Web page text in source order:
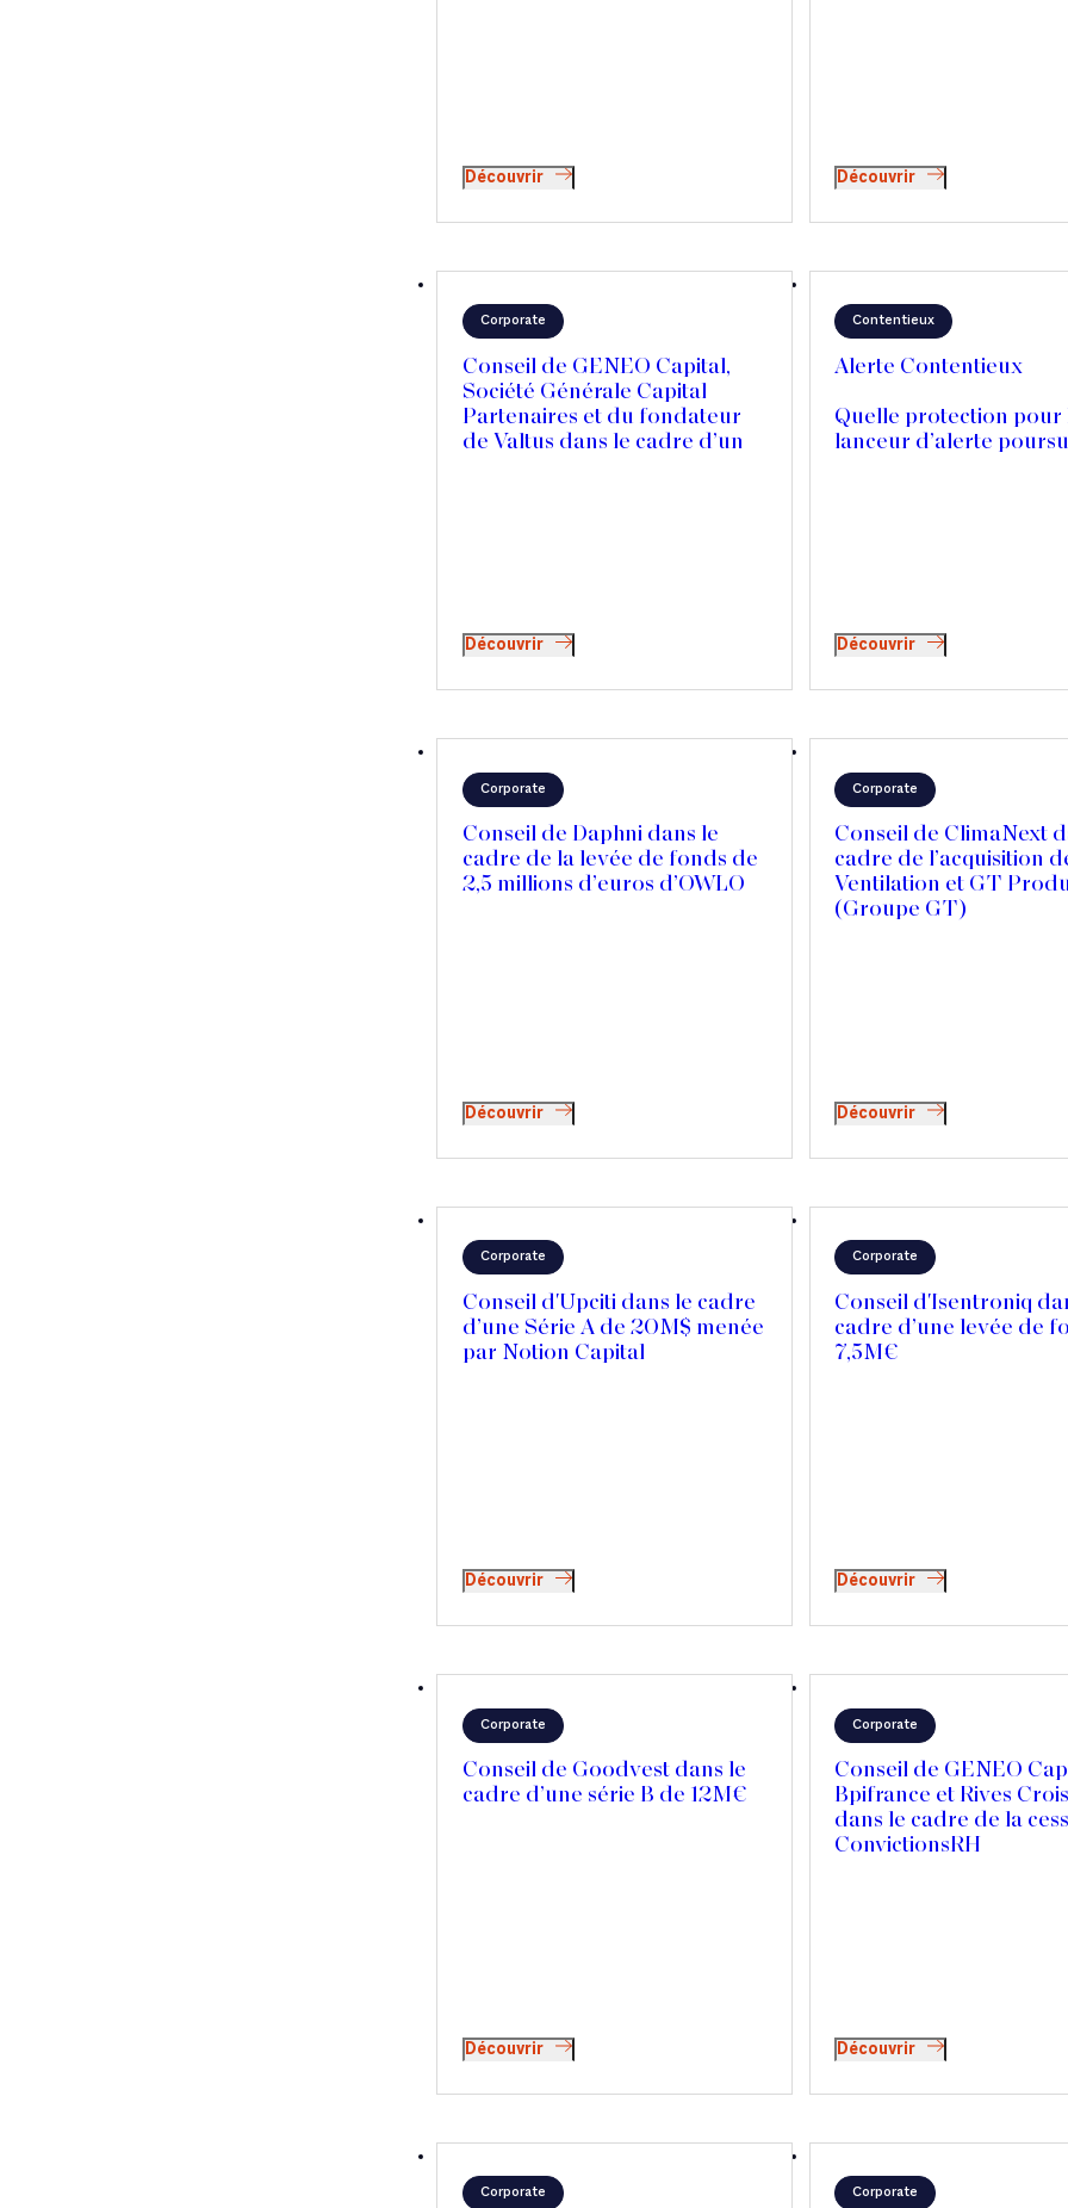
Découvrir Découvrir
Corporate
Conseil de GENEO Capital,
Société Générale Capital
Partenaires et du fondateur
de Valtus dans le cadre d’un
Découvrir
Contentieux
Alerte Contentieux
Quelle protection pour
lanceur d’alerte
Découvrir
Corporate
Conseil de Daphni dans le
cadre de la levée de fonds de
2,5 millions d’euros d’OWLO
Découvrir
Corporate
Conseil de ClimaNext
cadre de l’acquisition
Ventilation et GT
(Groupe GT)
Découvrir
Corporate
Conseil d'Upciti dans le cadre
d’une Série A de 20M$ menée
par Notion Capital
Découvrir
Corporate
Conseil d'Isentroniq
cadre d’une levée de
7,5M€
Découvrir
Corporate
Conseil de Goodvest dans le
cadre d’une série B de 12M€
Découvrir
Corporate
Conseil de GENEO
Bpifrance et Rives
dans le cadre de la
ConvictionsRH
Découvrir
Corporate Corporate